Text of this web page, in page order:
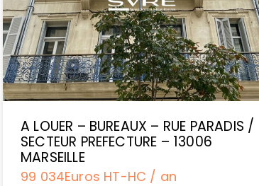
A LOUER – BUREAUX – RUE PARADIS /
SECTEUR PREFECTURE – 13006
MARSEILLE
99 034Euros HT-HC / an